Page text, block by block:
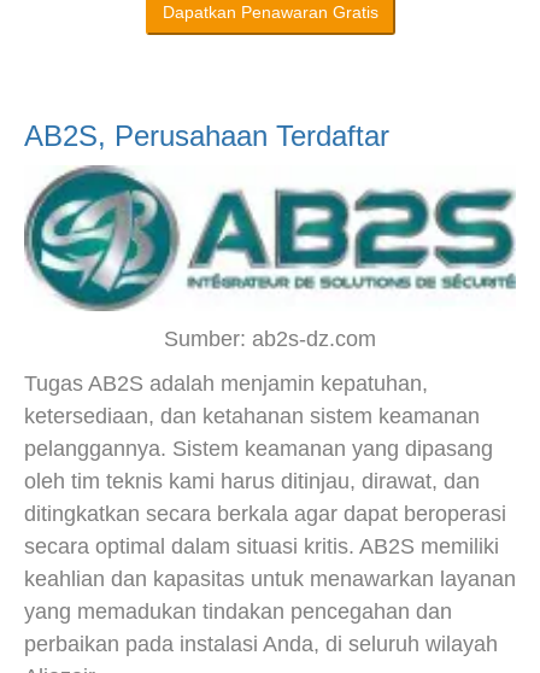
Dapatkan Penawaran Gratis
AB2S, Perusahaan Terdaftar
Sumber: ab2s-dz.com
Tugas AB2S adalah menjamin kepatuhan,
ketersediaan, dan ketahanan sistem keamanan
pelanggannya. Sistem keamanan yang dipasang
oleh tim teknis kami harus ditinjau, dirawat, dan
ditingkatkan secara berkala agar dapat beroperasi
secara optimal dalam situasi kritis. AB2S memiliki
keahlian dan kapasitas untuk menawarkan layanan
yang memadukan tindakan pencegahan dan
perbaikan pada instalasi Anda, di seluruh wilayah